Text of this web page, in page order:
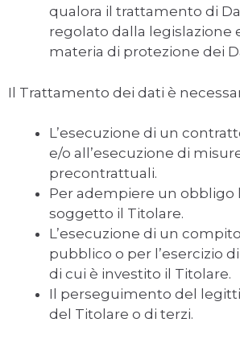
qualora il trattamento di
regolato dalla legislazione
materia di protezione dei
Il Trattamento dei dati è
L’esecuzione di un
e/o all’esecuzione di
precontrattuali.
Per adempiere un obbligo
soggetto il Titolare.
L’esecuzione di un
pubblico o per l’esercizio
di cui è investito il Titolare.
Il perseguimento del
del Titolare o di terzi.